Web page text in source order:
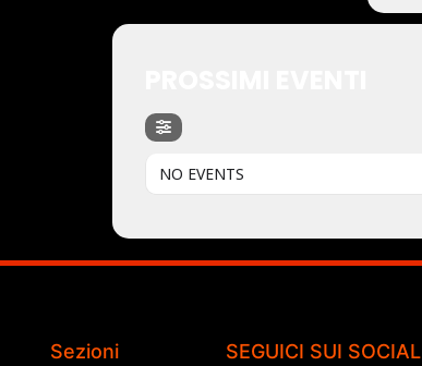
NO EVENTS
Sezioni SEGUICI SUI SOCIAL